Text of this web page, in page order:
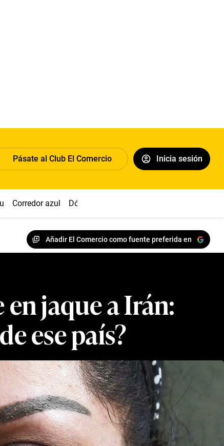
Pásate al Club El Comercio Inicia sesión
Corredor azul Dólar
Añadir El Comercio como fuente preferida en
jaque a Irán:
ese país?